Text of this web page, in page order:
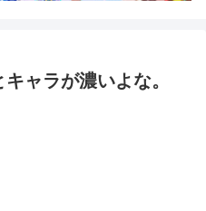
ャラが濃いよな。